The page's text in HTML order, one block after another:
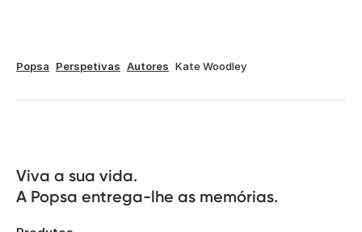
Popsa Perspetivas Autores Kate Woodley
Viva a sua vida.
A Popsa entrega-lhe as memórias.